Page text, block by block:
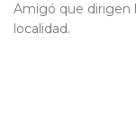
Amigó que dirigen
localidad.